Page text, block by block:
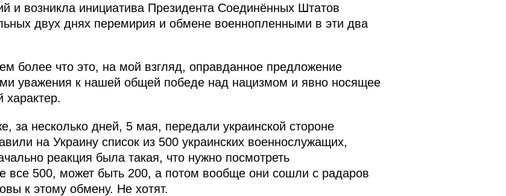
и возникла инициатива Президента Соединённых Штатов
двух днях перемирия и обмене военнопленными в эти два
более что это, на мой взгляд, оправданное предложение
уважения к нашей общей победе над нацизмом и явно носящее
характер.
за несколько дней, 5 мая, передали украинской стороне
на Украину список из 500 украинских военнослужащих,
реакция была такая, что нужно посмотреть
все 500, может быть 200, а потом вообще они сошли с радаров
к этому обмену. Не хотят.